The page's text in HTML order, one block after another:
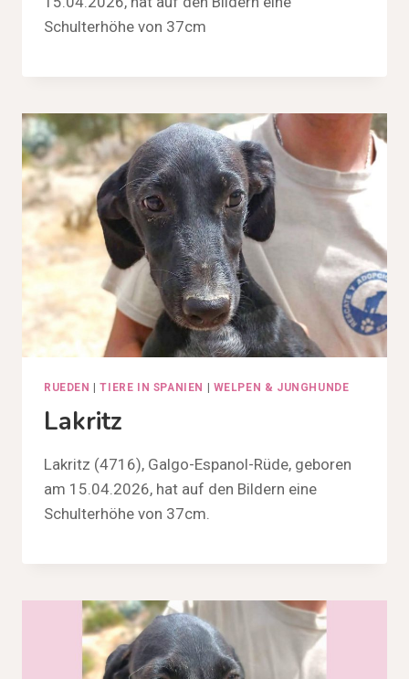
Schulterhöhe von 37cm
RUEDEN |TIERE IN SPANIEN WELPEN & JUNGHUNDE
Lakritz
Lakritz (4716), Galgo-Espanol-Rüde, geboren
am 15.04.2026, hat auf den Bildern eine
Schulterhöhe von 37cm.